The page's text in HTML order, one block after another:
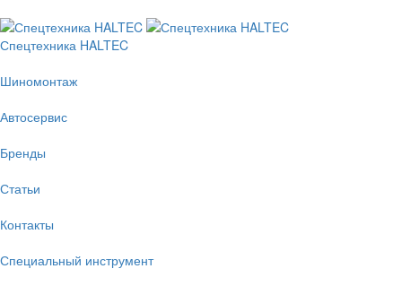
Спецтехника HALTEC
Шиномонтаж
Автосервис
Бренды
Статьи
Контакты
Специальный инструмент